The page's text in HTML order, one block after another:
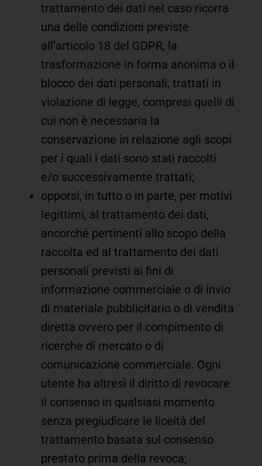
trattamento dei dati nel caso ricorra
una delle condizioni previste
all’articolo 18 del GDPR, la
trasformazione in forma anonima o il
blocco dei dati personali, trattati in
violazione di legge, compresi quelli di
cui non è necessaria la
conservazione in relazione agli scopi
per i quali i dati sono stati raccolti
e/o successivamente trattati;
opporsi, in tutto o in parte, per motivi
legittimi, al trattamento dei dati,
ancorché pertinenti allo scopo della
raccolta ed al trattamento dei dati
personali previsti ai fini di
informazione commerciale o di invio
di materiale pubblicitario o di vendita
diretta ovvero per il compimento di
ricerche di mercato o di
comunicazione commerciale. Ogni
utente ha altresì il diritto di revocare
il consenso in qualsiasi momento
senza pregiudicare le liceità del
trattamento basata sul consenso
prestato prima della revoca;